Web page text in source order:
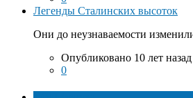
Легенды Сталинских высоток
Они до неузнаваемости
Опубликовано 10 лет назад
0